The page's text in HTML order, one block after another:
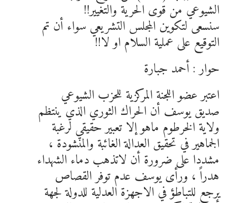
الشيوعي من قوى الحرية والتغيير!!
سنسعى لتكوين المجلس التشريعي سواء أن تم
التوقيع على عملية السلام او لا!!
حوار : أحمد جبارة
اعتبر عضو اللجنة المركزية للحزب الشيوعي
صديق يوسف أن الحراك الثوري الذي ينتظم
ولاية الخرطوم ماهو إلا تعبير حقيقي لرغبة
الجماهير في تحقيق العدالة الغائبة والمنشودة ،
مشددا على ضرورة أن لاتذهب دماء الشهداء
هدراً ، ورأى يوسف عدم توفر القصاص
يرجع للتباطؤ في الاجهزة العدلية للدولة لجهة